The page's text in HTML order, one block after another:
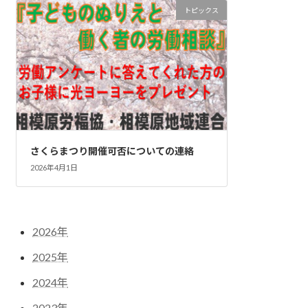
トピックス
さくらまつり開催可否についての連絡
2026年4月1日
2026年
2025年
2024年